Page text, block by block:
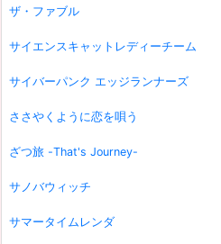
ザ・ファブル
サイエンスキャットレディーチーム
サイバーパンク エッジランナーズ
ささやくように恋を唄う
ざつ旅 -That's Journey-
サノバウィッチ
サマータイムレンダ